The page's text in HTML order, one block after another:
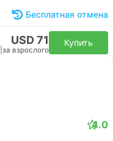
Бесплатная отмена
USD 71
за взрослого
Купить
4.0